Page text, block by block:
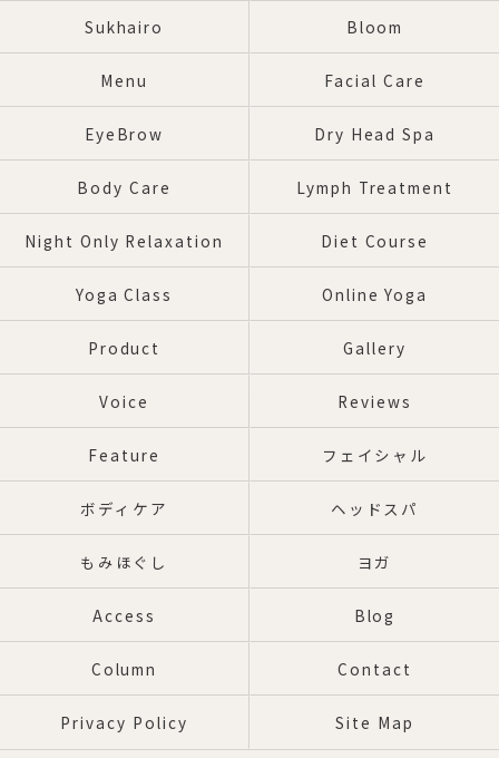
Sukhairo Bloom
Menu Facial Care
EyeBrow Dry Head Spa
Body Care Lymph Treatment
Night Only Relaxation Diet Course
Yoga Class Online Yoga
Product Gallery
Voice Reviews
Feature フェイシャル
ボディケア ヘッドスパ
もみほぐし ヨガ
Access Blog
Column Contact
Privacy Policy Site Map